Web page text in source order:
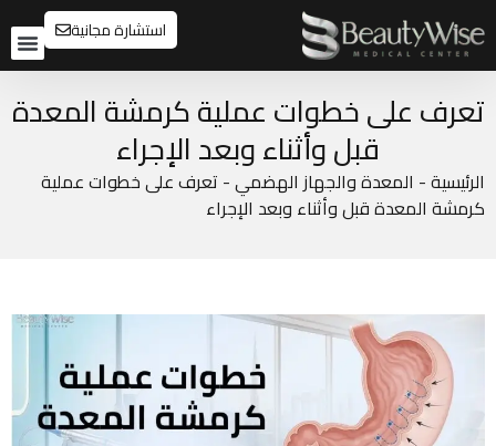
استشارة مجانية
تعرف على خطوات عملية كرمشة المعدة
قبل وأثناء وبعد الإجراء
الرئيسية- المعدة والجهاز الهضمي- تعرف على خطوات عملية
كرمشة المعدة قبل وأثناء وبعد الإجراء